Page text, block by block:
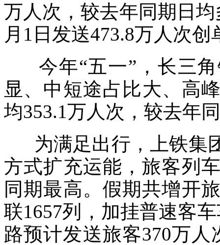
万人次，较去年同期日
月1日发送473.8万人次创
今年“五一”，长三角
显、中短途占比大、高
均353.1万人次，较去年
为满足出行，上铁集
方式扩充运能，旅客列
同期最高。假期共增开
联1657列，加挂普速客
路预计发送旅客370万